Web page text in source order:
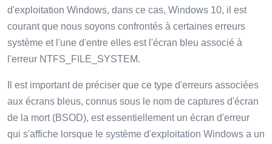
d'exploitation Windows, dans ce cas, Windows 10, il est
courant que nous soyons confrontés à certaines erreurs
système et l'une d'entre elles est l'écran bleu associé à
l'erreur NTFS_FILE_SYSTEM.
Il est important de préciser que ce type d'erreurs associées
aux écrans bleus, connus sous le nom de captures d'écran
de la mort (BSOD), est essentiellement un écran d'erreur
qui s'affiche lorsque le système d'exploitation Windows a un